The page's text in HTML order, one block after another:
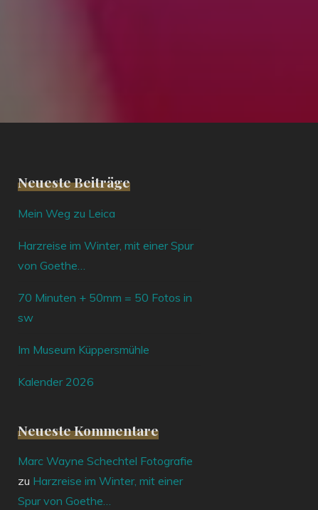
Neueste Beiträge
Mein Weg zu Leica
Harzreise im Winter, mit einer Spur
von Goethe…
70 Minuten + 50mm = 50 Fotos in
sw
Im Museum Küppersmühle
Kalender 2026
Neueste Kommentare
Marc Wayne Schechtel Fotografie
zu Harzreise im Winter, mit einer
Spur von Goethe…